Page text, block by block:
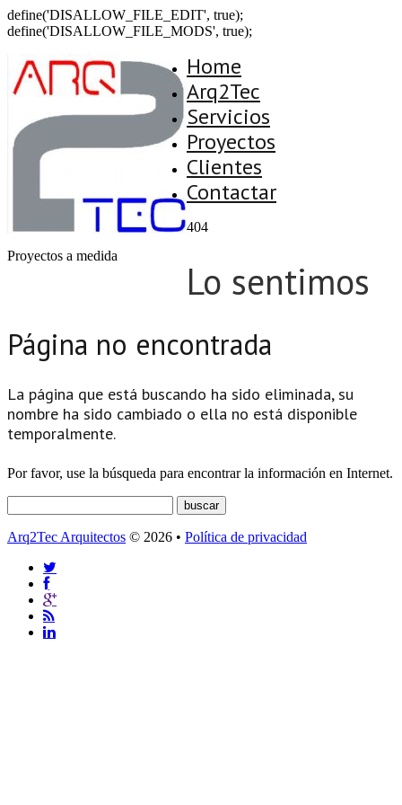
define('DISALLOW_FILE_EDIT', true);
define('DISALLOW_FILE_MODS', true);
Proyectos a medida
Home
Arq2Tec
Servicios
Proyectos
Clientes
Contactar
404
Lo sentimos
Página no encontrada
La página que está buscando ha sido eliminada, su
nombre ha sido cambiado o ella no está disponible
temporalmente.
Por favor, use la búsqueda para encontrar la información en Internet.
Arq2Tec Arquitectos © 2026 • Política de privacidad